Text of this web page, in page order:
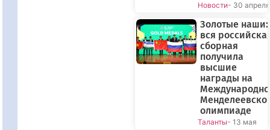
Новости- 30 апреля
Золотые наши:
вся
сборная
получила
высшие
награды на
олимпиаде
Таланты- 13 мая